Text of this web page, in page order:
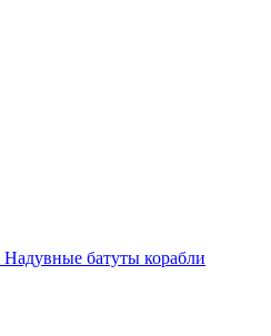
Надувные батуты корабли